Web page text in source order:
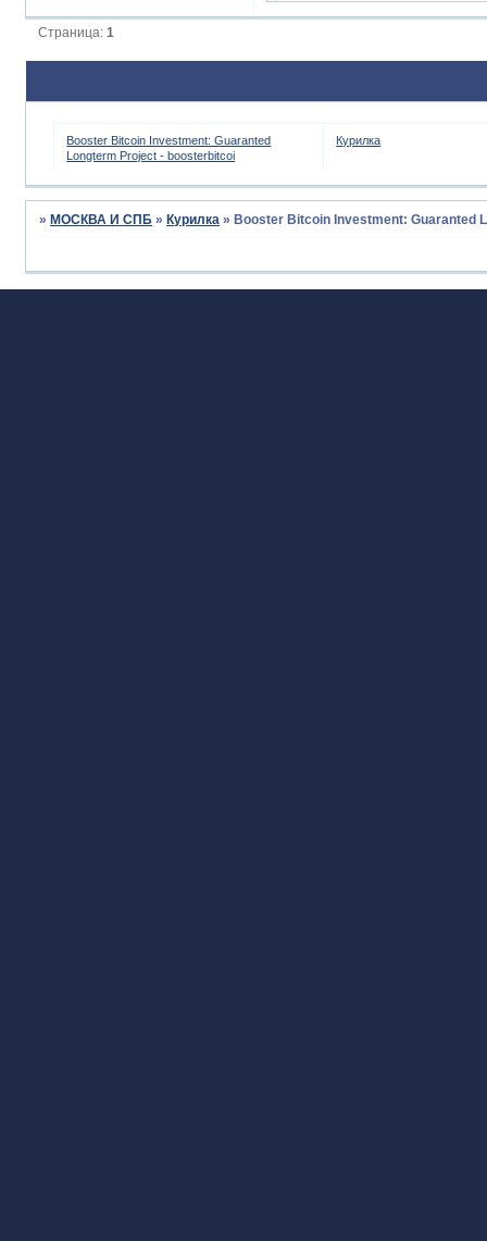
Страница:1
Booster Bitcoin Investment: Guaranted
Longterm Project - boosterbitcoi
Курилка
»МОСКВА И СПБ »Курилка »Booster Bitcoin Investment: Guaranted